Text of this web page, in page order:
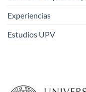
Experiencias
Estudios UPV